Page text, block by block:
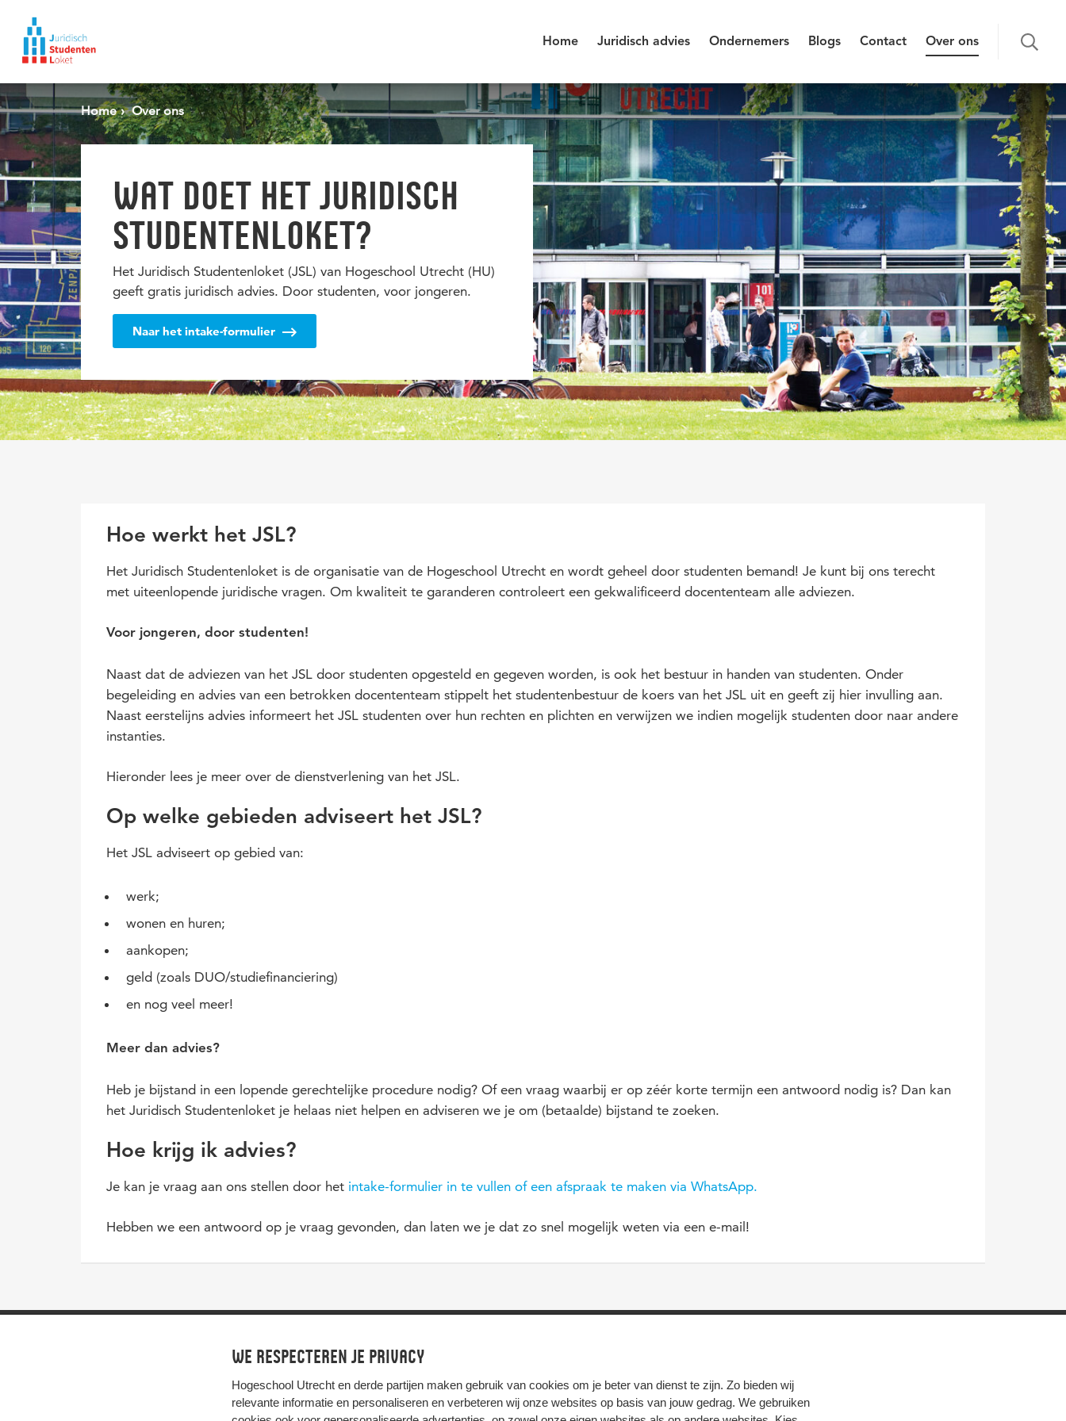
We respecteren je privacy
Hogeschool Utrecht en derde partijen maken gebruik van cookies om je beter van dienst te zijn. Zo bieden wij
relevante informatie en personaliseren en verbeteren wij onze websites op basis van jouw gedrag. We gebruiken
Home Juridisch advies Ondernemers Blogs Contact Over ons
Home Over ons
WAT DOET HET JURIDISCH
STUDENTENLOKET?
Het Juridisch Studentenloket (JSL) van Hogeschool Utrecht (HU)
geeft gratis juridisch advies. Door studenten, voor jongeren.
Naar het intake-formulier
Hoe werkt het JSL?
Het Juridisch Studentenloket is de organisatie van de Hogeschool Utrecht en wordt geheel door studenten bemand! Je kunt bij ons terecht
met uiteenlopende juridische vragen. Om kwaliteit te garanderen controleert een gekwalificeerd docententeam alle adviezen.
Voor jongeren, door studenten!
Naast dat de adviezen van het JSL door studenten opgesteld en gegeven worden, is ook het bestuur in handen van studenten. Onder
begeleiding en advies van een betrokken docententeam stippelt het studentenbestuur de koers van het JSL uit en geeft zij hier invulling aan.
Naast eerstelijns advies informeert het JSL studenten over hun rechten en plichten en verwijzen we indien mogelijk studenten door naar andere
instanties.
Hieronder lees je meer over de dienstverlening van het JSL.
Op welke gebieden adviseert het JSL?
Het JSL adviseert op gebied van:
werk;
wonen en huren;
aankopen;
geld (zoals DUO/studiefinanciering)
en nog veel meer!
Meer dan advies?
Heb je bijstand in een lopende gerechtelijke procedure nodig? Of een vraag waarbij er op zéér korte termijn een antwoord nodig is? Dan kan
het Juridisch Studentenloket je helaas niet helpen en adviseren we je om (betaalde) bijstand te zoeken.
Hoe krijg ik advies?
Je kan je vraag aan ons stellen door het intake-formulier in te vullen of een afspraak te maken via WhatsApp.
Hebben we een antwoord op je vraag gevonden, dan laten we je dat zo snel mogelijk weten via een e-mail!